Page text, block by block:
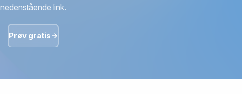
nedenstående link.
Prøv gratis